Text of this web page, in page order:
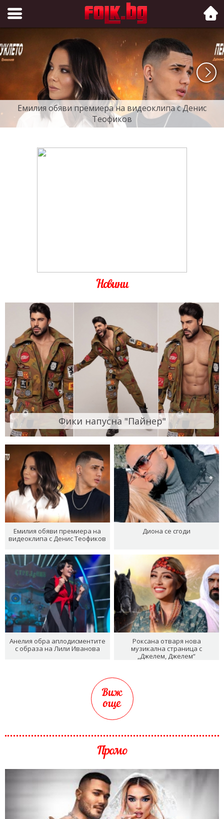
Folk.bg
Емилия обяви премиера на видеоклипа с Денис
Теофиков
Новини
Фики напусна "Пайнер"
Емилия обяви премиера на
видеоклипа с Денис Теофиков
Диона се сгоди
Анелия обра аплодисментите
с образа на Лили Иванова
Роксана отваря нова
музикална страница с
„Джелем, Джелем“
Виж
още
Промо